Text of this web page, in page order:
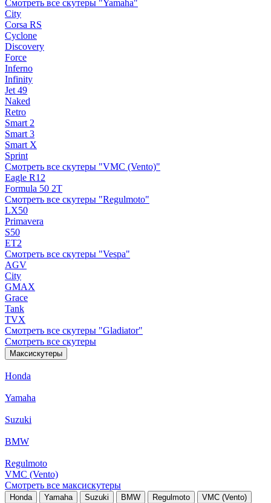
Смотреть все скутеры "Yamaha"
City
Corsa RS
Cyclone
Discovery
Force
Inferno
Infinity
Jet 49
Naked
Retro
Smart 2
Smart 3
Smart X
Sprint
Смотреть все скутеры "VMC (Vento)"
Eagle R12
Formula 50 2Т
Смотреть все скутеры "Regulmoto"
LX50
Primavera
S50
ET2
Смотреть все скутеры "Vespa"
AGV
City
GMAX
Grace
Tank
TVX
Смотреть все скутеры "Gladiator"
Смотреть все скутеры
Максискутеры
Honda
Yamaha
Suzuki
BMW
Regulmoto
VMC (Vento)
Смотреть все максискутеры
Honda Yamaha Suzuki BMW Regulmoto VMC (Vento)